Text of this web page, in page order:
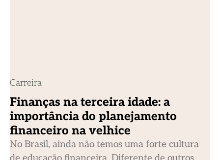
Carreira
Finanças na terceira idade: a
importância do planejamento
financeiro na velhice
No Brasil, ainda não temos uma forte cultura